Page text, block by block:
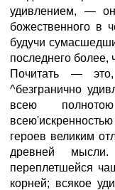
удивлением, —
божественного в
будучи
последнего более,
Почитать —
^безгранично
всею
героев великим
древней
переплетшейся
корней; всякое